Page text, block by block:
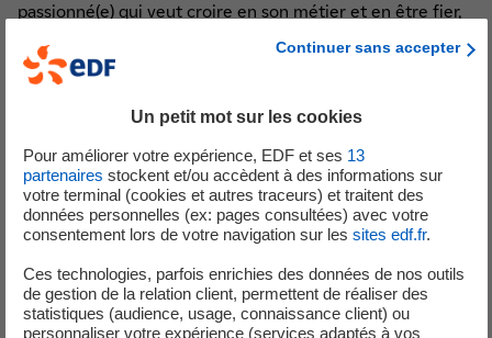
passionné(e) qui veut croire en son métier et en être fier,
si vous voulez travailler dans une entreprise responsable,
engagée dans la cité, qui promeut depuis toujours des
valeurs fortes et qui met la solidarité au coeur de ses
rejoignez-nous, EDF recrute!
"Il n'y a pas d'entreprises qui réussissent sans associer
une belle aventure industrielle et une belle aventure
humaine et sociale" .Henri Proglio
Toutes nos offres sont consultables dans la rubrique
"Nous rejoindre - Nos offres"
Continuer sans accepter
Un petit mot sur les cookies
Pour améliorer votre expérience, EDF et ses 13
partenaires stockent et/ou accèdent à des informations sur
votre terminal (cookies et autres traceurs) et traitent des
données personnelles (ex: pages consultées) avec votre
consentement lors de votre navigation sur les sites edf.fr.
Ces technologies, parfois enrichies des données de nos outils
de gestion de la relation client, permettent de réaliser des
statistiques (audience, usage, connaissance client) ou
personnaliser votre expérience (services adaptés à vos